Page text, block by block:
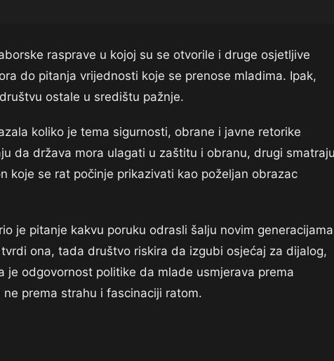
rasprave u kojoj su se otvorile i druge osjetljive
do pitanja vrijednosti koje se prenose mladima. Ipak,
ostale u središtu pažnje.
koliko je tema sigurnosti, obrane i javne retorike
da država mora ulagati u zaštitu i obranu, drugi
koje se rat počinje prikazivati kao poželjan obrazac
je pitanje kakvu poruku odrasli šalju novim
ona, tada društvo riskira da izgubi osjećaj za dijalog,
je odgovornost politike da mlade usmjerava prema
prema strahu i fascinaciji ratom.